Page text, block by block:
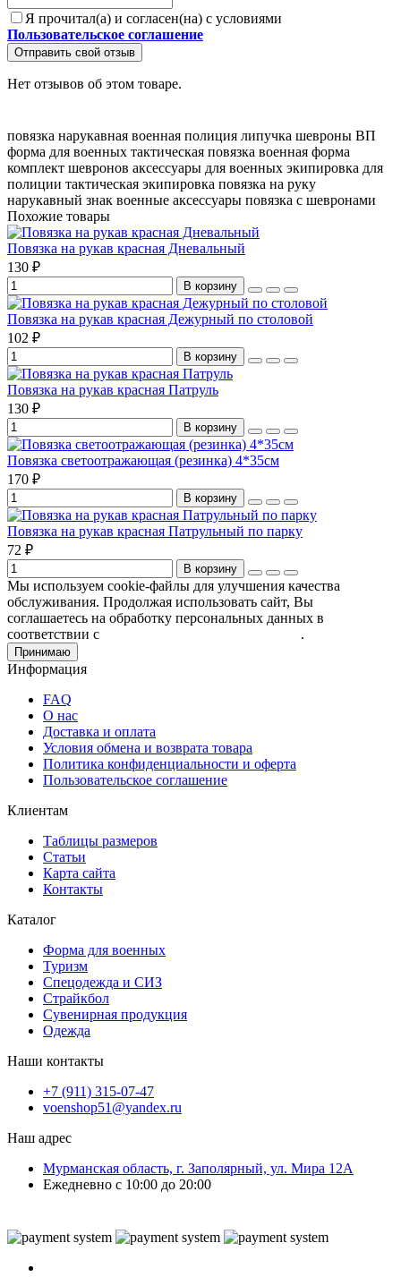
Я прочитал(а) и согласен(на) с условиями
Пользовательское соглашение
Отправить свой отзыв
Нет отзывов об этом товаре.
повязка нарукавная военная полиция липучка шевроны ВП
форма для военных тактическая повязка военная форма
комплект шевронов аксессуары для военных экипировка для
полиции тактическая экипировка повязка на руку
нарукавный знак военные аксессуары повязка с шевронами
Похожие товары
Повязка на рукав красная Дневальный
130 ₽
В корзину
Повязка на рукав красная Дежурный по столовой
102 ₽
В корзину
Повязка на рукав красная Патруль
130 ₽
В корзину
Повязка светоотражающая (резинка) 4*35см
170 ₽
В корзину
Повязка на рукав красная Патрульный по парку
72 ₽
В корзину
Мы используем cookie-файлы для улучшения качества
обслуживания. Продолжая использовать сайт, Вы
соглашаетесь на обработку персональных данных в
соответствии с
.
Принимаю
Информация
FAQ
О нас
Доставка и оплата
Условия обмена и возврата товара
Политика конфиденциальности и оферта
Пользовательское соглашение
Клиентам
Таблицы размеров
Статьи
Карта сайта
Контакты
Каталог
Форма для военных
Туризм
Спецодежда и СИЗ
Страйкбол
Сувенирная продукция
Одежда
Наши контакты
+7 (911) 315-07-47
voenshop51@yandex.ru
Наш адрес
Мурманская область, г. Заполярный, ул. Мира 12А
Ежедневно с 10:00 до 20:00